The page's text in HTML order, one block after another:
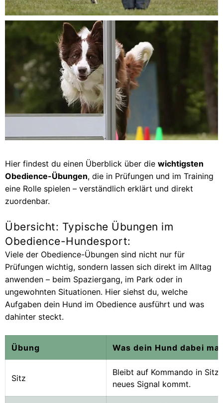
Hier findest du einen Überblick über die wichtigsten
Obedience-Übungen, die in Prüfungen und im Training
eine Rolle spielen – verständlich erklärt und direkt
zuordenbar.
Übersicht: Typische Übungen im
Obedience-Hundesport:
Viele der Obedience-Übungen sind nicht nur für
Prüfungen wichtig, sondern lassen sich direkt im Alltag
anwenden – beim Spaziergang, im Park oder in
ungewohnten Situationen. Hier siehst du, welche
Aufgaben dein Hund im Obedience ausführt und was
dahinter steckt.
Übung Was dein Hund dabei
Sitz
Bleibt auf Kommando in
neues Signal kommt.